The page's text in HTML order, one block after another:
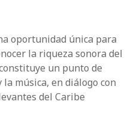
oportunidad única para
la riqueza sonora del
un punto de
música, en diálogo con
del Caribe